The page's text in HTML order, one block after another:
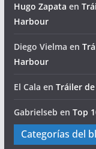
Hugo Zapata en
Harbour
Diego Vielma en
Harbour
El Cala en Tráiler
Gabrielseb en Top
Categorías del